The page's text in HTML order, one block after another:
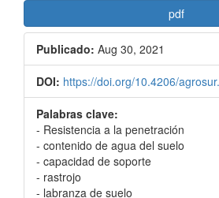
pdf
Publicado: Aug 30, 2021
DOI: https://doi.org/10.4206/
Palabras clave:
- Resistencia a la penetración
- contenido de agua del suelo
- capacidad de soporte
- rastrojo
- labranza de suelo